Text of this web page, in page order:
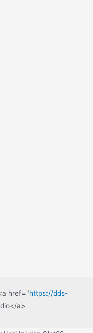
href="https://dds-
a>